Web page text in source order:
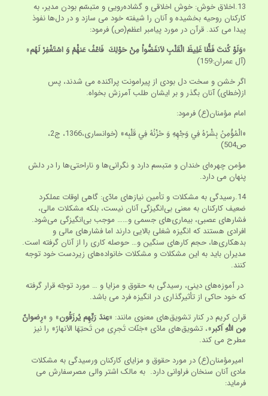
13.اخلاق خوش: خوش اخلاقی و گشاده‌رویی و متبسّم بودن مدیر، به
کارکنان روحیه بخشیده و آنان را شیفته خود می سازد و در دل‌ها نفوذ
پیدا می کند. قرآن در مورد پیامبر اعظم(ص) فرمود:
«وَ‌لَوْ كُنتَ فَظًّا غَلِيظَ الْقَلْبِ لاَنفَضُّواْ مِنْ حَوْلِكَ فَاعْفُ عَنهُْمْ وَ اسْتَغْفِرْ لَهُم»
(آل عمران:159)
اگر خشن و سخت دل بودی از پیرامونت پراکنده می شدند، پس
از(خطای) آنان بگذر و بر ایشان طلب آمرزش بخواه.
امام مؤمنان(ع) فرمود:
«الْمُؤْمِنُ بِشْرُهُ فِي وَجْهِهِ وَ حُزْنُهُ فِي قَلْبِه» (خوانساری،1366، ج2،
ص504)
مؤمن چهره‌ای خندان و متبسم دارد و نگرانی‌ها و ناراحتی‌ها را در دلش
پنهان می دارد.
14.رسیدگی به مشکلات و تأمین نیازهای مادّی: گاهی اوقات عملکرد
ضعیف کارکنان به معنی بی‌انگیزگی آنان نیست، بلکه مشکلات مالی،
فشارهای عصبی، بیماری‌های جسمی و…… موجب بی‌انگیزگی می‌شود.
افرادی هستند که انگیزه شغلی بالایی دارند اما فشارهای مالی و
بدهکاری‌ها، حجم کارهای سنگین و… حوصله کاری را از آنان گرفته است.
مدیران باید به این مشکلات و مشکلات خانواده‌های زیردست خود توجه
کنند.
در آموزه‌های دینی، رسیدگی به حقوق و مزایا و … مورد توجّه قرار گرفته
که خود حاکی از تأثیرگذاری در انگیزه فرد می باشد.
قران کریم در کنار تشویق‌های معنوی مانند: «عِندَ رَبِّهِم یُرزَقُون» و «رِضوانٌ
مِن اللهِ اَکبر»، تشویق‌های مادّی «جَنّات تَجرِی مِن تَحتِهَا الاَنهارُ» را نیز
مطرح می کند.
امیرمؤمنان(ع) در مورد حقوق و مزایای کارکنان ورسیدگی به مشکلات
مادی آنان سنخان فراوانی دارد. به مالک اشتر والی مصرسفارش می
فرماید: